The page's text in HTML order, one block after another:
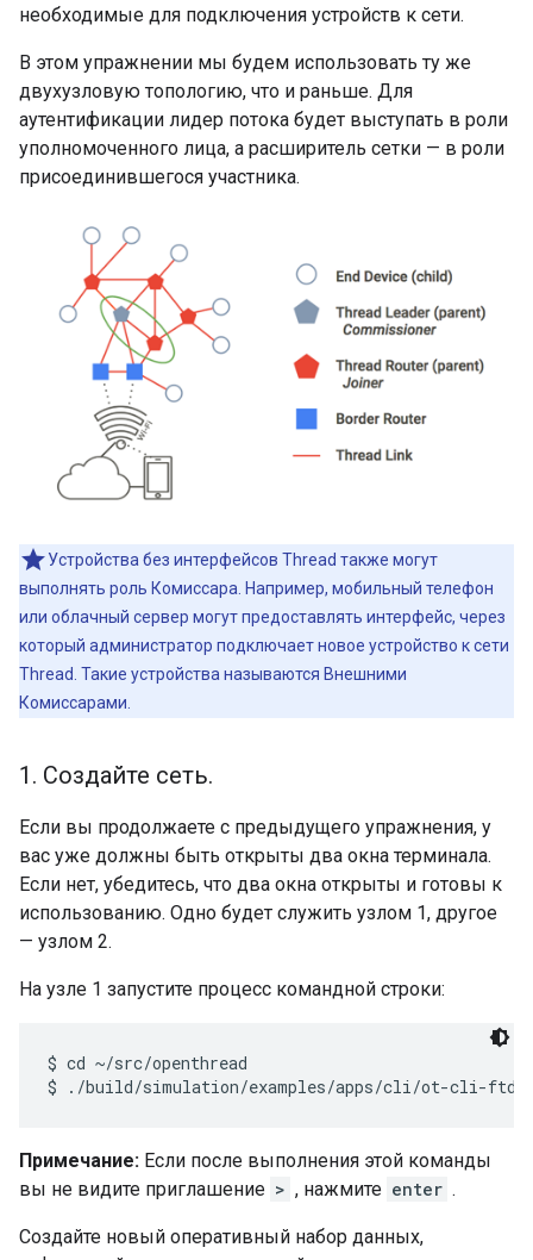
необходимые для подключения устройств к сети.
В этом упражнении мы будем использовать ту же
двухузловую топологию, что и раньше. Для
аутентификации лидер потока будет выступать в роли
уполномоченного лица, а расширитель сетки — в роли
присоединившегося участника.
Устройства без интерфейсов Thread также могут
выполнять роль Комиссара. Например, мобильный телефон
или облачный сервер могут предоставлять интерфейс, через
который администратор подключает новое устройство к сети
Thread. Такие устройства называются Внешними
Комиссарами.
1 . Создайте сеть.
Если вы продолжаете с предыдущего упражнения, у
вас уже должны быть открыты два окна терминала.
Если нет, убедитесь, что два окна открыты и готовы к
использованию. Одно будет служить узлом 1, другое
— узлом 2.
На узле 1 запустите процесс командной строки:
$ cd ~/src/openthread
Примечание: Если после выполнения этой команды
вы не видите приглашение > , нажмите enter .
Создайте новый оперативный набор данных,